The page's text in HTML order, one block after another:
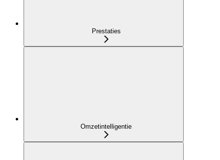
Prestaties
Omzetintelligentie